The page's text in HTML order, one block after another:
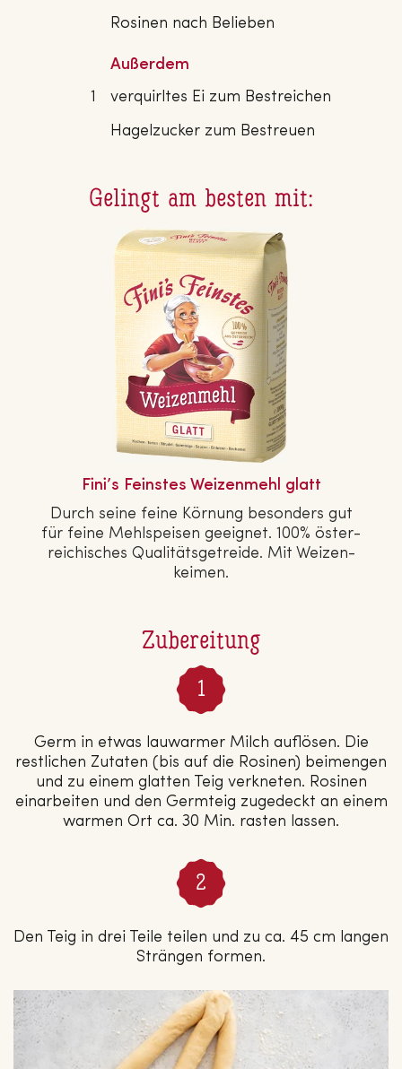
Zubereitung
Germ in etwas lauwarmer Milch auflösen. Die
restlichen Zutaten (bis auf die Rosinen) beimengen
und zu einem glatten Teig verkneten. Rosinen
einarbeiten und den Germteig zugedeckt an einem
warmen Ort ca. 30 Min. rasten lassen.
Den Teig in drei Teile teilen und zu ca. 45 cm langen
Strängen formen.
Rosinen nach Belieben
Außerdem
1
verquirltes Ei zum Bestreichen
Hagelzucker zum Bestreuen
Gelingt am besten mit:
Fini’s Feinstes Wei­zen­mehl glatt
Durch seine feine Körnung besonders gut
für feine Mehl­spei­sen geeignet. 100% ös­ter­
rei­chi­sches Qua­li­täts­ge­trei­de. Mit Wei­zen­
kei­men.